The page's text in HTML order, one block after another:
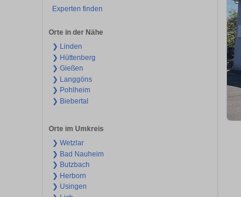
Experten finden
Orte in der Nähe
❯ Linden
❯ Hüttenberg
❯ Gießen
❯ Langgöns
❯ Pohlheim
❯ Biebertal
Orte im Umkreis
❯ Wetzlar
❯ Bad Nauheim
❯ Butzbach
❯ Herborn
❯ Usingen